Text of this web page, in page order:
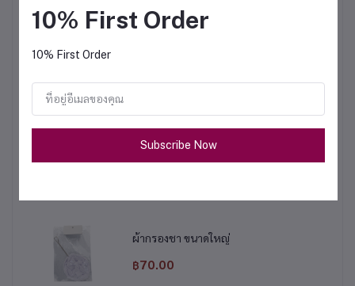
หม้อต้มไฟฟ้า 9 ลิตร
ผ้ากรองชา ขนาดใหญ่
฿70.00
10% First Order
10% First Order
Subscribe Now